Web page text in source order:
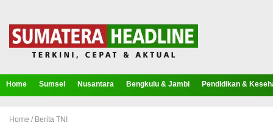
Home Sumsel Nusantara Bengkulu & Jambi Pendidikan &
Home / Berita TNI